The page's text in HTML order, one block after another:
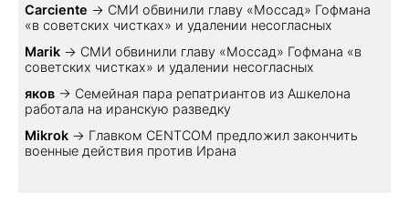
Carciente → СМИ обвинили главу «Моссад» Гофмана
«в советских чистках» и удалении несогласных
Marik → СМИ обвинили главу «Моссад» Гофмана «в
советских чистках» и удалении несогласных
яков → Семейная пара репатриантов из Ашкелона
работала на иранскую разведку
Mikrok → Главком CENTCOM предложил закончить
военные действия против Ирана